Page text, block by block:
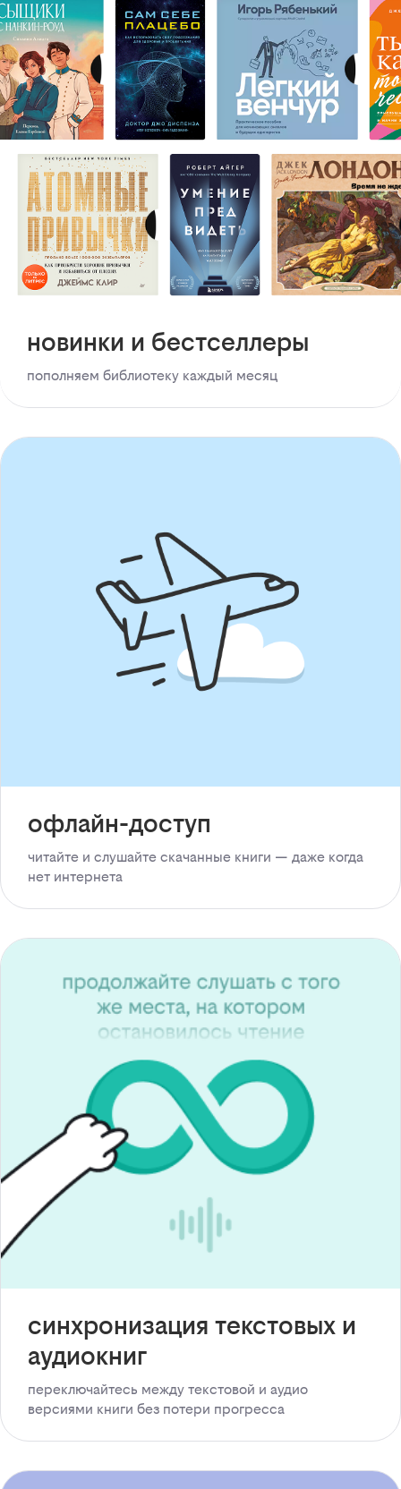
новинки и бестселлеры
пополняем библиотеку каждый месяц
офлайн-доступ
читайте и слушайте скачанные книги — даже когда
нет интернета
синхронизация текстовых и
аудиокниг
переключайтесь между текстовой и аудио
версиями книги без потери прогресса